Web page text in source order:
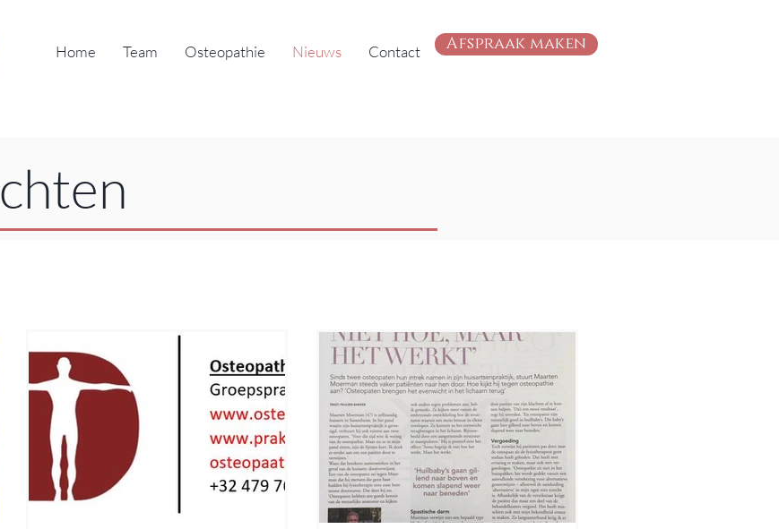
Home Team Osteopathie Nieuws Contact Afspraak maken